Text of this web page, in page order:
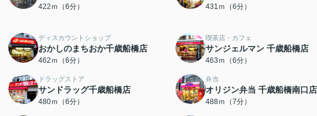
422ｍ（6分） 431ｍ（6分）
ディスカウントショップ
おかしのまちおか千歳船橋店
462ｍ（6分）
喫茶店・カフェ
サンジェルマン 千歳船橋店
463ｍ（6分）
ドラッグストア
サンドラッグ千歳船橋店
480ｍ（6分）
弁当
オリジン弁当 千歳船橋南口店
488ｍ（7分）